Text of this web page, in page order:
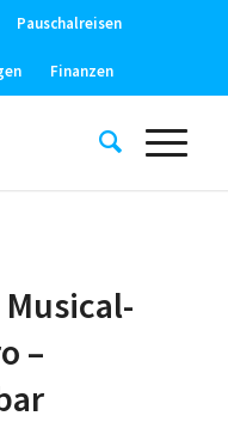
Pauschalreisen
Finanzen
–